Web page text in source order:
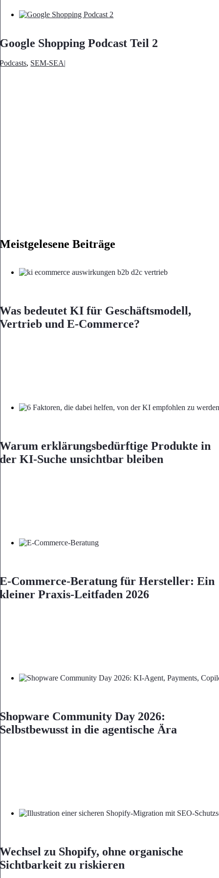
Google Shopping Podcast Teil 2
Podcasts, SEM-SEA|
Meistgelesene Beiträge
Was bedeutet KI für Geschäftsmodell,
Vertrieb und E-Commerce?
Warum erklärungsbedürftige Produkte in
der KI-Suche unsichtbar bleiben
E-Commerce-Beratung für Hersteller: Ein
kleiner Praxis-Leitfaden 2026
Shopware Community Day 2026:
Selbstbewusst in die agentische Ära
Wechsel zu Shopify, ohne organische
Sichtbarkeit zu riskieren